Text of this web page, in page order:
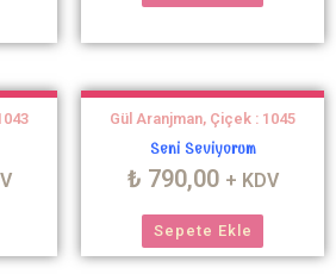
Gül Aranjman, Çiçek : 1045
Seni Seviyorum
₺ 790,00 + KDV
Sepete Ekle